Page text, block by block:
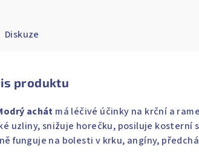
Diskuze
produktu
achát má léčivé účinky na krční a
uzliny, snižuje horečku, posiluje kosterní
funguje na bolesti v krku, angíny,